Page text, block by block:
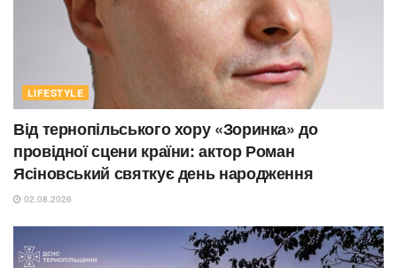
LIFESTYLE
Від тернопільського хору «Зоринка» до
провідної сцени країни: актор Роман
Ясіновський святкує день народження
02.08.2026